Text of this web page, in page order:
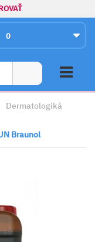
0
Dermatologiká
Braunol